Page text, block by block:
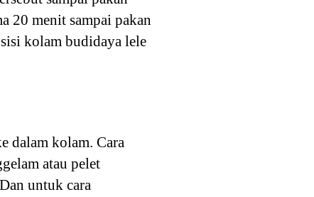
20 menit sampai pakan
kolam budidaya lele
dalam kolam. Cara
atau pelet
untuk cara